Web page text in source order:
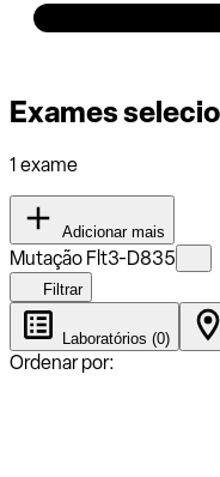
Exames
1 exame
Adicionar mais
Mutação Flt3-D835
Filtrar
Laboratórios (0)
Ordenar por: